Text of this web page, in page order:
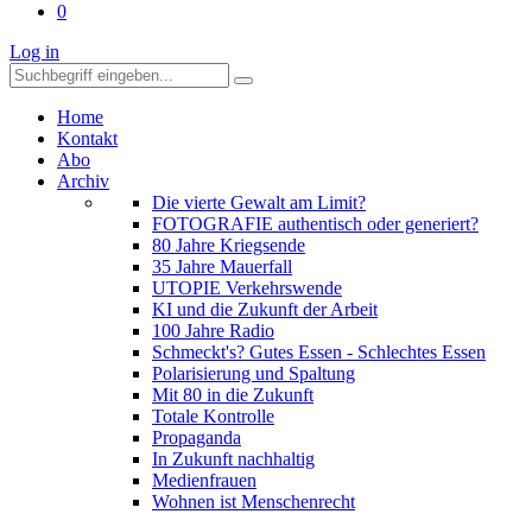
0
Log in
Home
Kontakt
Abo
Archiv
Die vierte Gewalt am Limit?
FOTOGRAFIE authentisch oder generiert?
80 Jahre Kriegsende
35 Jahre Mauerfall
UTOPIE Verkehrswende
KI und die Zukunft der Arbeit
100 Jahre Radio
Schmeckt's? Gutes Essen - Schlechtes Essen
Polarisierung und Spaltung
Mit 80 in die Zukunft
Totale Kontrolle
Propaganda
In Zukunft nachhaltig
Medienfrauen
Wohnen ist Menschenrecht